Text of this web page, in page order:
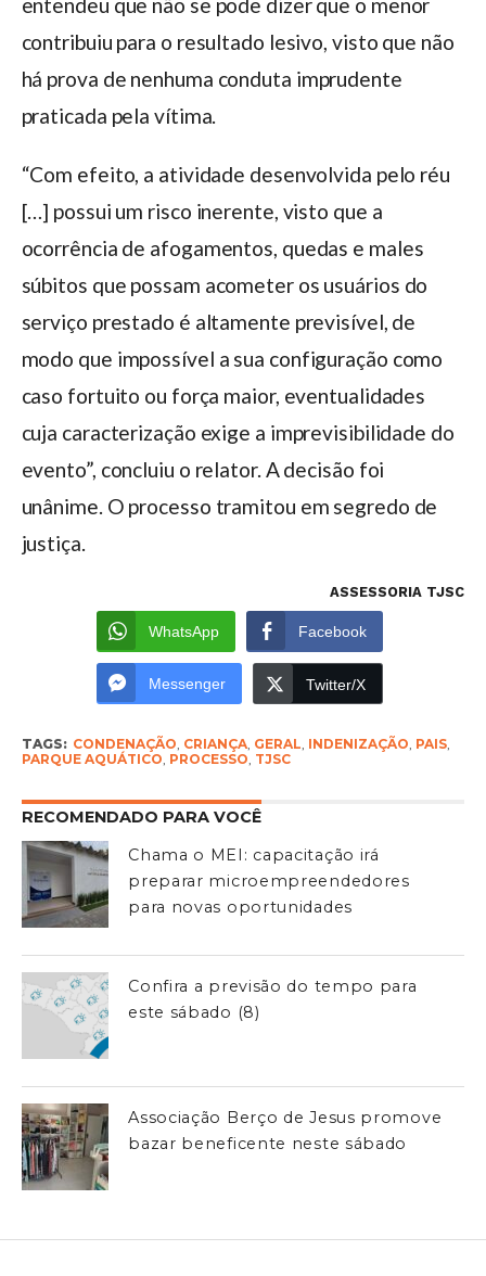
contribuiu para o resultado lesivo, visto que não
há prova de nenhuma conduta imprudente
praticada pela vítima.
“Com efeito, a atividade desenvolvida pelo réu
[…] possui um risco inerente, visto que a
ocorrência de afogamentos, quedas e males
súbitos que possam acometer os usuários do
serviço prestado é altamente previsível, de
modo que impossível a sua configuração como
caso fortuito ou força maior, eventualidades
cuja caracterização exige a imprevisibilidade do
evento”, concluiu o relator. A decisão foi
unânime. O processo tramitou em segredo de
justiça.
ASSESSORIA TJSC
WhatsApp Facebook
Messenger Twitter/X
TAGS: CONDENAÇÃO CRIANÇA, GERAL INDENIZAÇÃO PAIS,
PARQUE AQUÁTICO PROCESSO TJSC
RECOMENDADO PARA VOCÊ
Chama o MEI: capacitação irá
preparar microempreendedores
para novas oportunidades
Confira a previsão do tempo para
este sábado (8)
Associação Berço de Jesus promove
bazar beneficente neste sábado